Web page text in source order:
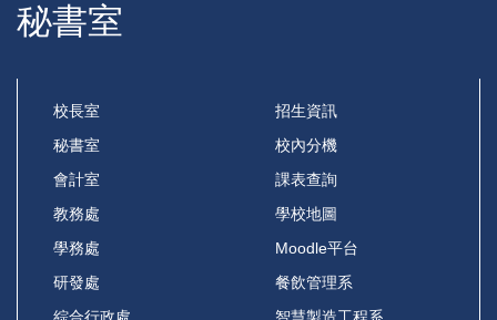
秘書室
校長室
秘書室
會計室
教務處
學務處
研發處
招生資訊
校內分機
課表查詢
學校地圖
Moodle平台
餐飲管理系